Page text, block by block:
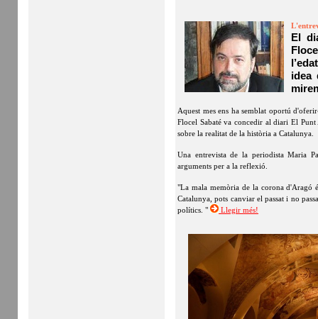
El
idea
Aquest mes ens ha semblat oportú
Flocel Sabaté va concedir al diari El
sobre la realitat de la història a Catalunya.
Una entrevista de la periodista Maria
arguments per a la reflexió.
"La mala memòria de la corona d'Aragó
Catalunya, pots canviar el passat i no
polítics. "
Llegir més!